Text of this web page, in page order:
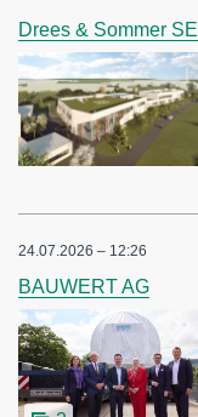
Drees & Sommer SE
24.07.2026 – 12:26
BAUWERT AG